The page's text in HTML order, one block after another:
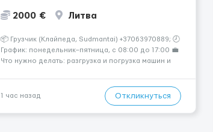
2000 € Литва
📦 Грузчик (Клайпеда, Sudmantai) +37063970889; 🕗
График: понедельник–пятница, с 08:00 до 17:00 💼
Что нужно делать: разгрузка и погрузка машин и
других поручений заведующего складом. ✅
1 час назад Откликнуться